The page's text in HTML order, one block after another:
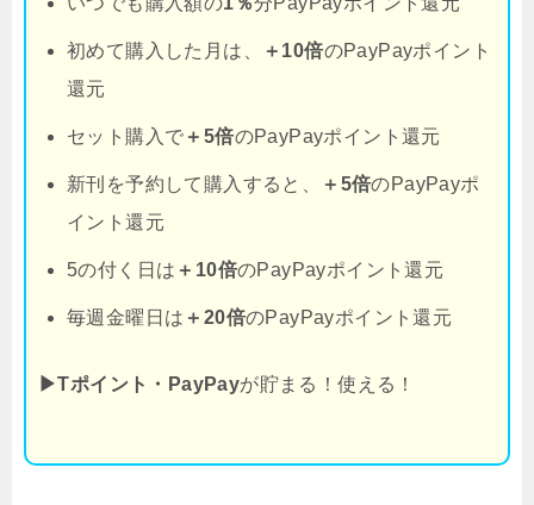
初めて購入した月は、 ＋10倍のPayPayポイント
還元
セット購入で ＋5倍のPayPayポイント還元
新刊を予約して購入すると、 ＋5倍のPayPayポ
イント還元
5の付く日は ＋10倍のPayPayポイント還元
毎週金曜日は ＋20倍のPayPayポイント還元
▶Tポイント・PayPayが貯まる！使える！